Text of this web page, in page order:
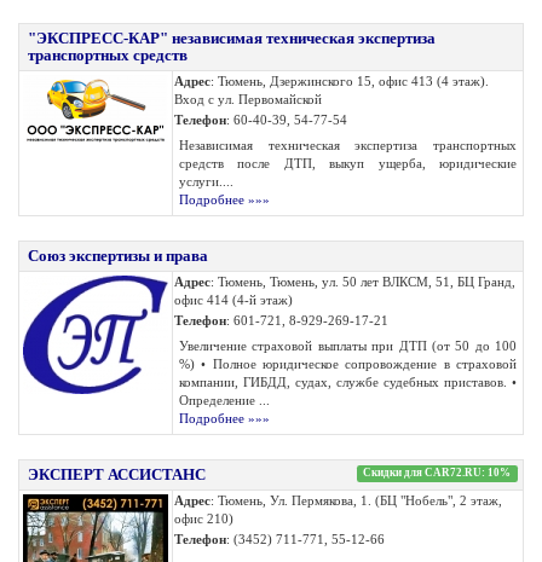
"ЭКСПРЕСС-КАР" независимая техническая экспертиза
транспортных средств
Адрес: Тюмень, Дзержинского 15, офис 413 (4 этаж).
Вход с ул. Первомайской
Телефон: 60-40-39, 54-77-54
Независимая техническая экспертиза транспортных
средств после ДТП, выкуп ущерба, юридические
услуги....
Подробнее »»»
Союз экспертизы и права
Адрес: Тюмень, Тюмень, ул. 50 лет ВЛКСМ, 51, БЦ Гранд,
офис 414 (4-й этаж)
Телефон: 601-721, 8-929-269-17-21
Увеличение страховой выплаты при ДТП (от 50 до 100
%) • Полное юридическое сопровождение в страховой
компании, ГИБДД, судах, службе судебных приставов. •
Определение ...
Подробнее »»»
ЭКСПЕРТ АССИСТАНС Скидки для CAR72.RU: 10%
Адрес: Тюмень, Ул. Пермякова, 1. (БЦ "Нобель", 2 этаж,
офис 210)
Телефон: (3452) 711-771, 55-12-66